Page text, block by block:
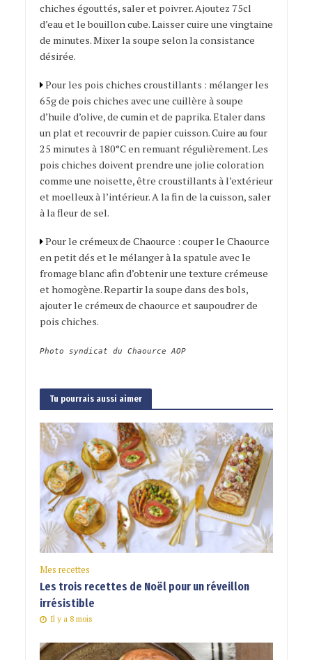
chiches égouttés, saler et poivrer. Ajoutez 75cl
d’eau et le bouillon cube. Laisser cuire une vingtaine
de minutes. Mixer la soupe selon la consistance
désirée.
Pour les pois chiches croustillants : mélanger les
65g de pois chiches avec une cuillère à soupe
d’huile d’olive, de cumin et de paprika. Etaler dans
un plat et recouvrir de papier cuisson. Cuire au four
25 minutes à 180°C en remuant régulièrement. Les
pois chiches doivent prendre une jolie coloration
comme une noisette, être croustillants à l’extérieur
et moelleux à l’intérieur. A la fin de la cuisson, saler
à la fleur de sel.
Pour le crémeux de Chaource : couper le Chaource
en petit dés et le mélanger à la spatule avec le
fromage blanc afin d’obtenir une texture crémeuse
et homogène. Repartir la soupe dans des bols,
ajouter le crémeux de chaource et saupoudrer de
pois chiches.
Photo syndicat du Chaource AOP
Tu pourrais aussi aimer
Mes recettes
Les trois recettes de Noël pour un réveillon
irrésistible
Il y a 8 mois